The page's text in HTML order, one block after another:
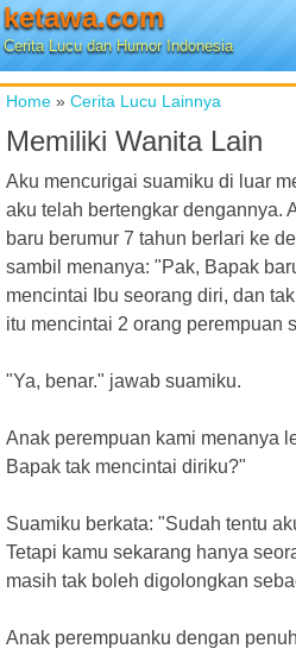
ketawa.com
Cerita Lucu dan Humor Indonesia
Home » Cerita Lucu Lainnya
Memiliki Wanita Lain
Aku mencurigai suamiku di luar
aku telah bertengkar dengannya.
baru berumur 7 tahun berlari ke
sambil menanya: "Pak, Bapak
mencintai Ibu seorang diri, dan
itu mencintai 2 orang perempuan
"Ya, benar." jawab suamiku.
Anak perempuan kami menanya
Bapak tak mencintai diriku?"
Suamiku berkata: "Sudah tentu
Tetapi kamu sekarang hanya
masih tak boleh digolongkan
Anak perempuanku dengan